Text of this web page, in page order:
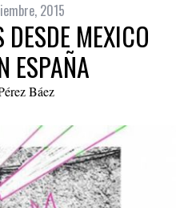
2015
MEXICO
ESPAÑA
Báez